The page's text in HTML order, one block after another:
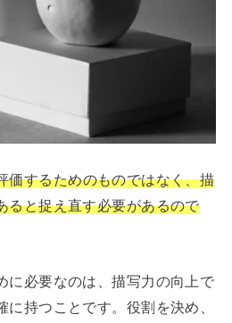
価するためのものではなく、描
ると捉え直す必要があるので
必要なのは、描写力の向上で
に持つことです。役割を決め、